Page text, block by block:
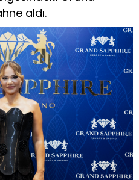
aldı.